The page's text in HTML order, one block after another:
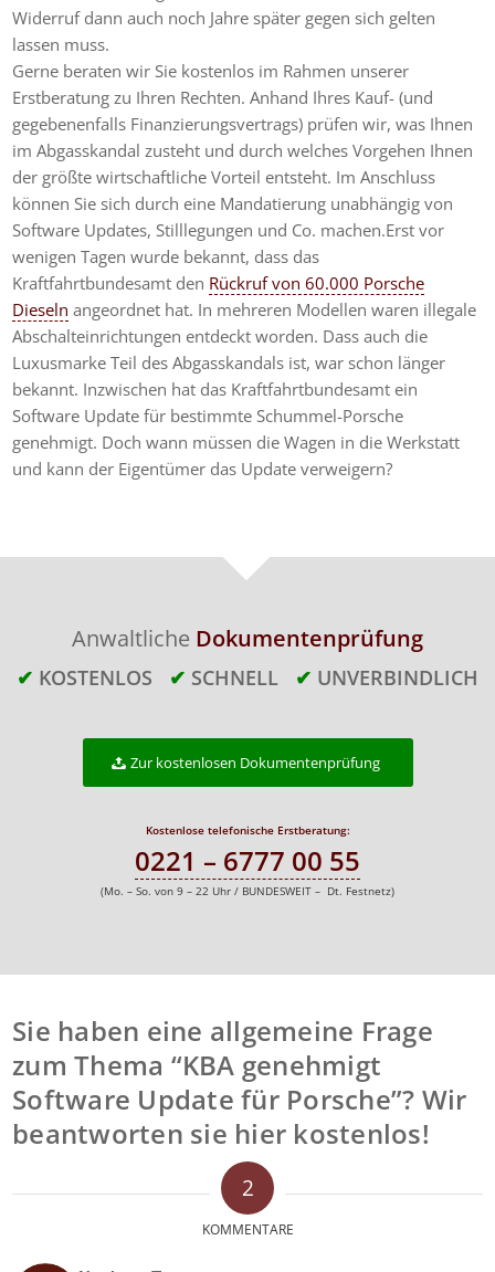
Widerruf dann auch noch Jahre später gegen sich gelten
lassen muss.
Gerne beraten wir Sie kostenlos im Rahmen unserer
Erstberatung zu Ihren Rechten. Anhand Ihres Kauf- (und
gegebenenfalls Finanzierungsvertrags) prüfen wir, was Ihnen
im Abgasskandal zusteht und durch welches Vorgehen Ihnen
der größte wirtschaftliche Vorteil entsteht. Im Anschluss
können Sie sich durch eine Mandatierung unabhängig von
Software Updates, Stilllegungen und Co. machen.Erst vor
wenigen Tagen wurde bekannt, dass das
Kraftfahrtbundesamt den Rückruf von 60.000 Porsche
Dieseln angeordnet hat. In mehreren Modellen waren illegale
Abschalteinrichtungen entdeckt worden. Dass auch die
Luxusmarke Teil des Abgasskandals ist, war schon länger
bekannt. Inzwischen hat das Kraftfahrtbundesamt ein
Software Update für bestimmte Schummel-Porsche
genehmigt. Doch wann müssen die Wagen in die Werkstatt
und kann der Eigentümer das Update verweigern?
Anwaltliche Dokumentenprüfung
✔ KOSTENLOS ✔ SCHNELL ✔ UNVERBINDLICH
Zur kostenlosen Dokumentenprüfung
Kostenlose telefonische Erstberatung:
0221 – 6777 00 55
(Mo. – So. von 9 – 22 Uhr / BUNDESWEIT – Dt. Festnetz)
Sie haben eine allgemeine Frage
zum Thema “KBA genehmigt
Software Update für Porsche”? Wir
beantworten sie hier kostenlos!
2
KOMMENTARE